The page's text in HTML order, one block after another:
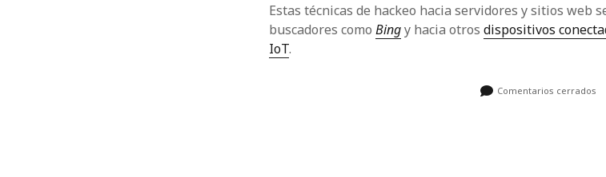
Estas técnicas de hackeo hacia servidores y sitios web
buscadores comoBingy hacia otrosdispositivos
IoT.
Comentarios cerrados